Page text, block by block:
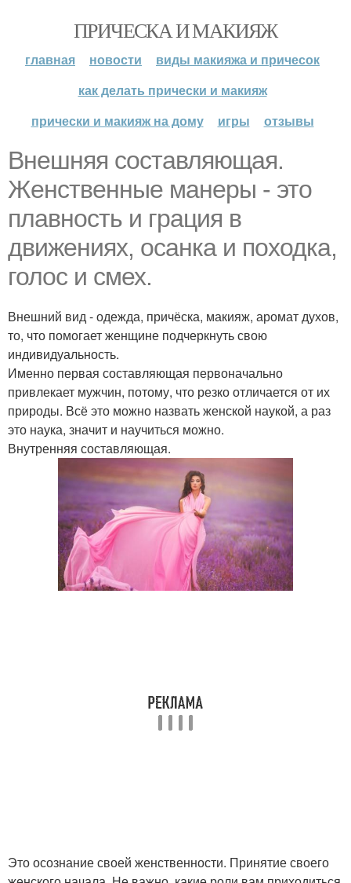
ПРИЧЕСКА И МАКИЯЖ
главная новости
виды макияжа и причесок
как делать прически и макияж
прически и макияж на дому
игры отзывы
Внешняя составляющая.
Женственные манеры - это
плавность и грация в
движениях, осанка и походка,
голос и смех.
Внешний вид - одежда, причёска, макияж, аромат духов,
то, что помогает женщине подчеркнуть свою
индивидуальность.
Именно первая составляющая первоначально
привлекает мужчин, потому, что резко отличается от их
природы. Всё это можно назвать женской наукой, а раз
это наука, значит и научиться можно.
Внутренняя составляющая.
Это осознание своей женственности. Принятие своего